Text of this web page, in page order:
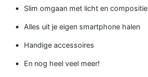
Slim omgaan met licht en compositie
Alles uit je eigen smartphone halen
Handige accessoires
En nog heel veel meer!